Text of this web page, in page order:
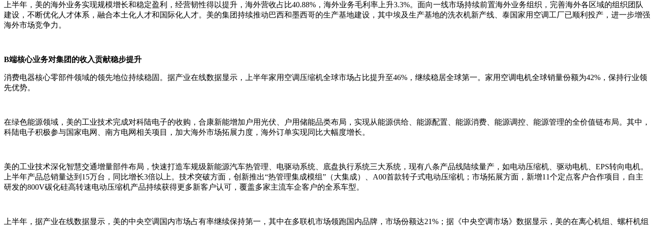
上半年，美的海外业务实现规模增长和稳定盈利，经营韧性得以提升，海外营收占比40.88%，海外业务毛利率上升3.3%。面向一线市场持续前置海外业务组织，完善海外各区域的组织团队
建设，不断优化人才体系，融合本土化人才和国际化人才。美的集团持续推动巴西和墨西哥的生产基地建设，其中埃及生产基地的洗衣机新产线、泰国家用空调工厂已顺利投产，进一步增强
海外市场竞争力。
B端核心业务对集团的收入贡献稳步提升
消费电器核心零部件领域的领先地位持续稳固。据产业在线数据显示，上半年家用空调压缩机全球市场占比提升至46%，继续稳居全球第一。家用空调电机全球销量份额为42%，保持行业领
先优势。
在绿色能源领域，美的工业技术完成对科陆电子的收购，合康新能增加户用光伏、户用储能品类布局，实现从能源供给、能源配置、能源消费、能源调控、能源管理的全价值链布局。其中，
科陆电子积极参与国家电网、南方电网相关项目，加大海外市场拓展力度，海外订单实现同比大幅度增长。
美的工业技术深化智慧交通增量部件布局，快速打造车规级新能源汽车热管理、电驱动系统、底盘执行系统三大系统，现有八条产品线陆续量产，如电动压缩机、驱动电机、EPS转向电机。
上半年产品总销量达到15万台，同比增长3倍以上。技术突破方面，创新推出“热管理集成模组”（大集成）、A00首款转子式电动压缩机；市场拓展方面，新增11个定点客户合作项目，自主
研发的800V碳化硅高转速电动压缩机产品持续获得更多新客户认可，覆盖多家主流车企客户的全系车型。
上半年，据产业在线数据显示，美的中央空调国内市场占有率继续保持第一，其中在多联机市场领跑国内品牌，市场份额达21%；据《中央空调市场》数据显示，美的在离心机组、螺杆机组